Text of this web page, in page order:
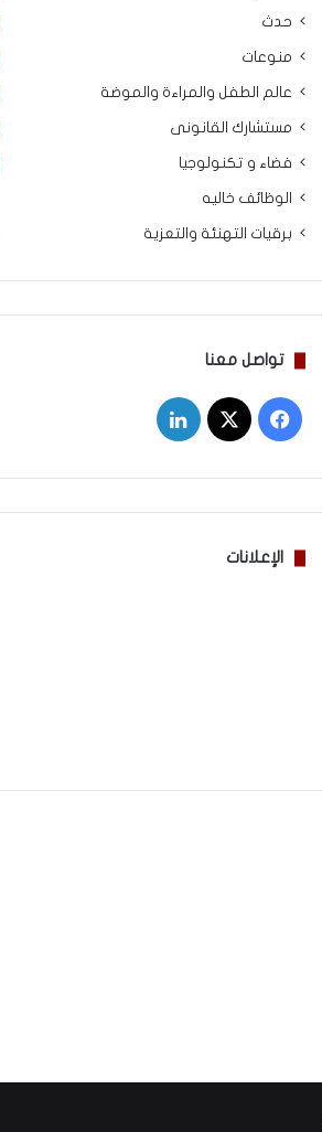
حدث
منوعات
عالم الطفل والمراءة والموضة
مستشارك القانونى
فضاء و تكنولوجيا
الوظائف خاليه
برقيات التهنئة والتعزية
تواصل معنا
فيسبوك
‫X لينكدإن
الإعلانات